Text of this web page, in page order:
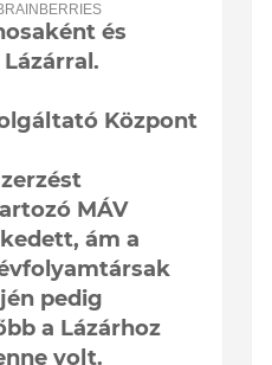
és
Központ
MÁV
ám a
pedig
a Lázárhoz
volt.